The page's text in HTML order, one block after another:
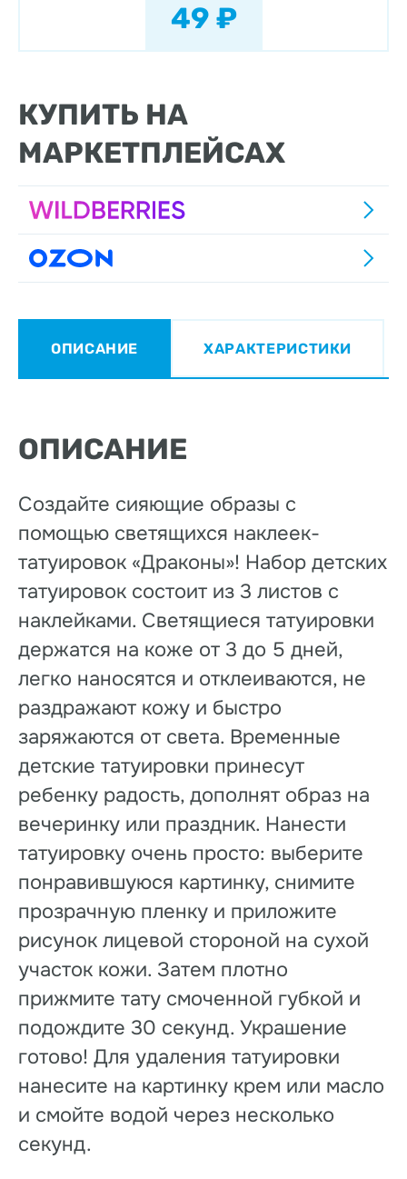
49 ₽
КУПИТЬ НА
МАРКЕТПЛЕЙСАХ
ОПИСАНИЕ ХАРАКТЕРИСТИКИ
ОПИСАНИЕ
Создайте сияющие образы с
помощью светящихся наклеек-
татуировок «Драконы»! Набор детских
татуировок состоит из 3 листов с
наклейками. Светящиеся татуировки
держатся на коже от 3 до 5 дней,
легко наносятся и отклеиваются, не
раздражают кожу и быстро
заряжаются от света. Временные
детские татуировки принесут
ребенку радость, дополнят образ на
вечеринку или праздник. Нанести
татуировку очень просто: выберите
понравившуюся картинку, снимите
прозрачную пленку и приложите
рисунок лицевой стороной на сухой
участок кожи. Затем плотно
прижмите тату смоченной губкой и
подождите 30 секунд. Украшение
готово! Для удаления татуировки
нанесите на картинку крем или масло
и смойте водой через несколько
секунд.